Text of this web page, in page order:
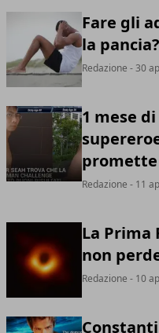
Fare gli
la
Redazione - 30
1 mese
Redazione - 11
La Prima
non
Redazione - 10